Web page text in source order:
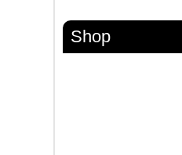
Shop